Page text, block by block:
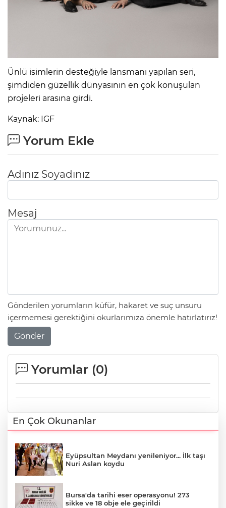
Ünlü isimlerin desteğiyle lansmanı yapılan seri,
şimdiden güzellik dünyasının en çok konuşulan
projeleri arasına girdi.
Kaynak: IGF
Yorum Ekle
Adınız Soyadınız
Mesaj
Gönderilen yorumların küfür, hakaret ve suç unsuru
içermemesi gerektiğini okurlarımıza önemle hatırlatırız!
Gönder
Yorumlar (0)
En Çok Okunanlar
Eyüpsultan Meydanı yenileniyor... İlk taşı
Nuri Aslan koydu
Bursa'da tarihi eser operasyonu! 273
sikke ve 18 obje ele geçirildi